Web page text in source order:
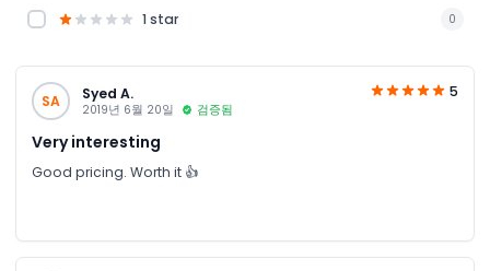
1 star 0
SA Syed A.
2019년 6월 20일 검증됨
5
Very interesting
Good pricing. Worth it 👍